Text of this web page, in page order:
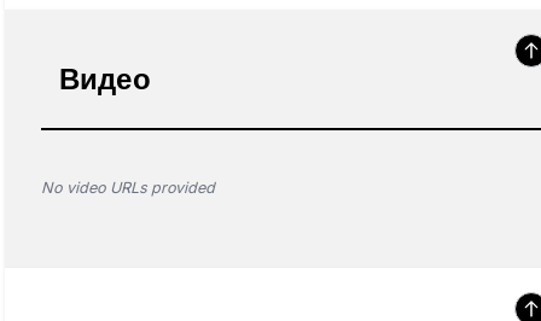
Видео
No video URLs provided